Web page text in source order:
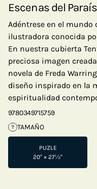
Escenas del
Adéntrese en el mundo
ilustradora conocida
En nuestra cubierta
preciosa imagen
novela de Freda
diseño inspirado en la
espiritualidad
9780349715759
? TAMAÑO
PUZLE
20" × 27½"